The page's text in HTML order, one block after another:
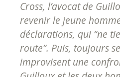
Cross, l’avocat de
revenir le jeune
déclarations, qui “ne
route”. Puis, toujours
improvisent une